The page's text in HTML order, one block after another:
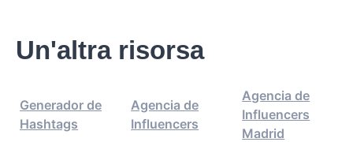
Un'altra risorsa
Generador de
Hashtags
Agencia de
Influencers
Agencia de
Influencers
Madrid